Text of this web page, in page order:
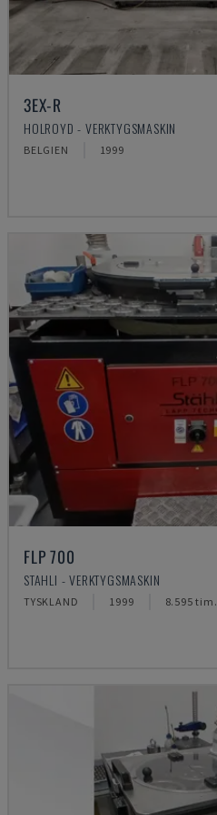
3EX-R
HOLROYD - VERKTYGSMASKIN
BELGIEN 1999
FLP 700
STAHLI - VERKTYGSMASKIN
TYSKLAND 1999 8.595 tim.